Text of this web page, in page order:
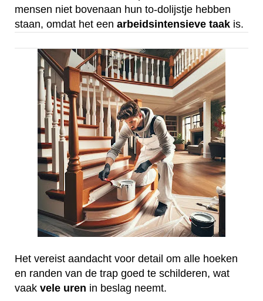
mensen niet bovenaan hun to-dolijstje hebben
staan, omdat het een arbeidsintensieve taak is.
Het vereist aandacht voor detail om alle hoeken
en randen van de trap goed te schilderen, wat
vaak vele uren in beslag neemt.